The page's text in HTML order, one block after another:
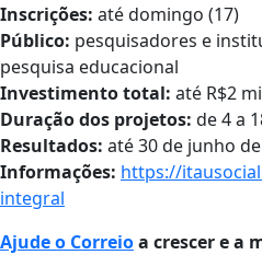
Inscrições: até domingo (17)
Público: pesquisadores e
pesquisa educacional
Investimento total: até R$2
Duração dos projetos: de 4 a
Resultados: até 30 de junho
Informações: https://
integral
Ajude o Correioa crescer e a